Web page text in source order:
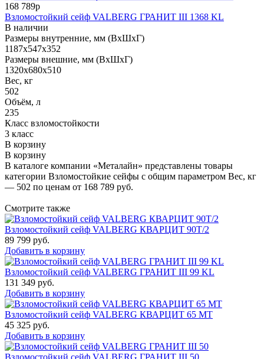
168 789р
Взломостойкий сейф VALBERG ГРАНИТ III 1368 KL
В наличии
Размеры внутренние, мм (ВхШхГ)
1187x547x352
Размеры внешние, мм (ВхШхГ)
1320x680x510
Вес, кг
502
Объём, л
235
Класс взломостойкости
3 класс
В корзину
В корзину
В каталоге компании «Металайн» представлены товары
категории Взломостойкие сейфы с общим параметром Вес, кг
— 502 по ценам от 168 789 руб.
Смотрите также
Взломостойкий сейф VALBERG КВАРЦИТ 90Т/2
89 799 руб.
Добавить в корзину
Взломостойкий сейф VALBERG ГРАНИТ III 99 KL
131 349 руб.
Добавить в корзину
Взломостойкий сейф VALBERG КВАРЦИТ 65 МТ
45 325 руб.
Добавить в корзину
Взломостойкий сейф VALBERG ГРАНИТ III 50